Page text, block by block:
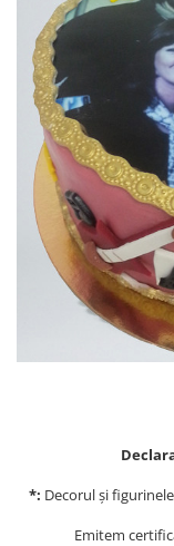
Torturi in frosting-
baieti
Torturi cu flori
Tortulețe 1.7 kg - 2 kg
*: Decorul și
Emitem